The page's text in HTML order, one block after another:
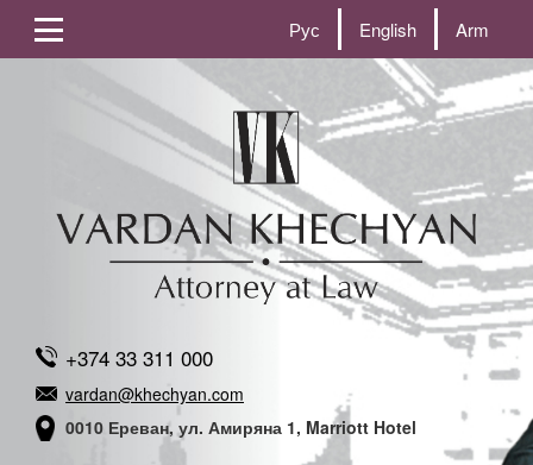
Рус English Arm
+374 33 311 000
vardan@khechyan.com
0010 Ереван, ул. Амиряна 1, Marriott Hotel